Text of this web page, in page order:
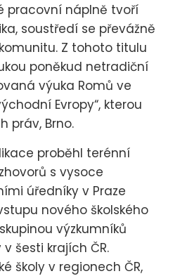
pracovní náplně tvoří
soustředí se převážně
Z tohoto titulu
poněkud netradiční
výuka Romů ve
Evropy“, kterou
práv, Brno.
proběhl terénní
s vysoce
úředníky v Praze
nového školského
výzkumníků
šesti krajích ČR.
školy v regionech ČR,